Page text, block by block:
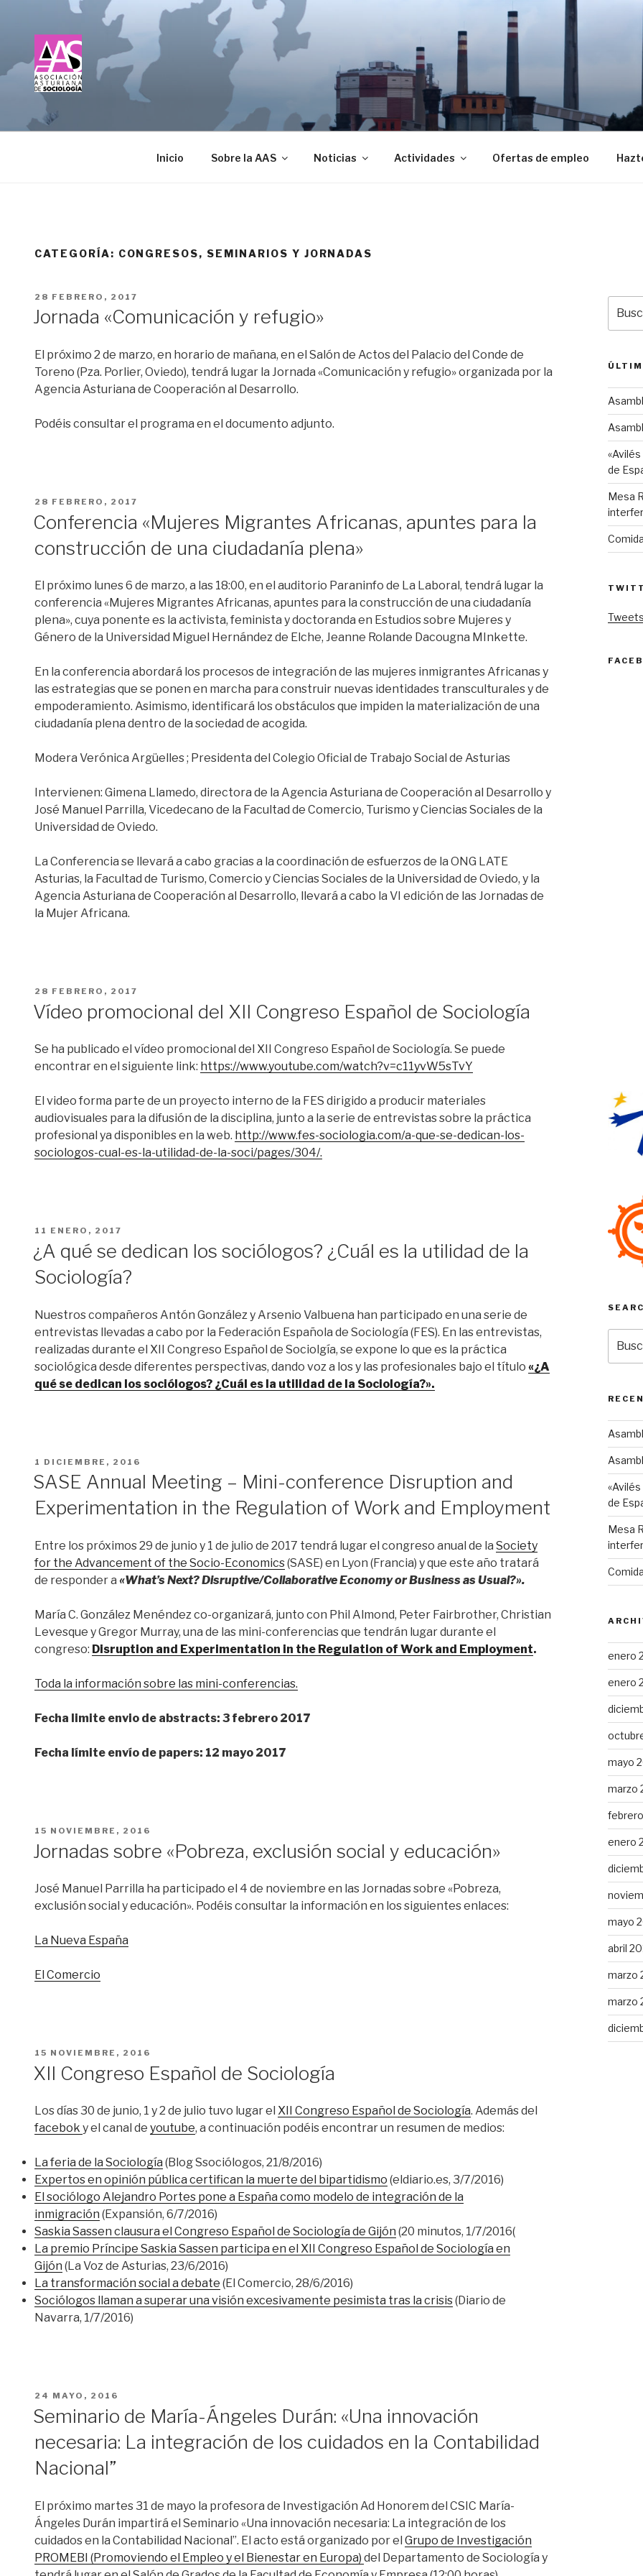
contenido
ASOCIACIÓN ASTURIANA DE
Inicio Sobre la AAS Noticias Actividades Ofertas de empleo
CATEGORÍA: CONGRESOS, SEMINARIOS Y JORNADAS
PUBLICADO
28 FEBRERO, 2017
Jornada «Comunicación y refugio»
El próximo 2 de marzo, en horario de mañana, en el Salón de Actos del Palacio del Conde de
Toreno (Pza. Porlier, Oviedo), tendrá lugar la Jornada «Comunicación y refugio» organizada por la
Agencia Asturiana de Cooperación al Desarrollo.
Podéis consultar el programa en el documento adjunto.
PUBLICADO
28 FEBRERO, 2017
Conferencia «Mujeres Migrantes Africanas, apuntes para la
construcción de una ciudadanía plena»
El próximo lunes 6 de marzo, a las 18:00, en el auditorio Paraninfo de La Laboral, tendrá lugar la
conferencia «Mujeres Migrantes Africanas, apuntes para la construcción de una ciudadanía
plena», cuya ponente es la activista, feminista y doctoranda en Estudios sobre Mujeres y
Género de la Universidad Miguel Hernández de Elche, Jeanne Rolande Dacougna MInkette.
En la conferencia abordará los procesos de integración de las mujeres inmigrantes Africanas y
las estrategias que se ponen en marcha para construir nuevas identidades transculturales y de
empoderamiento. Asimismo, identificará los obstáculos que impiden la materialización de una
ciudadanía plena dentro de la sociedad de acogida.
Modera Verónica Argüelles ; Presidenta del Colegio Oficial de Trabajo Social de Asturias
Intervienen: Gimena Llamedo, directora de la Agencia Asturiana de Cooperación al Desarrollo y
José Manuel Parrilla, Vicedecano de la Facultad de Comercio, Turismo y Ciencias Sociales de la
Universidad de Oviedo.
La Conferencia se llevará a cabo gracias a la coordinación de esfuerzos de la ONG LATE
Asturias, la Facultad de Turismo, Comercio y Ciencias Sociales de la Universidad de Oviedo, y la
Agencia Asturiana de Cooperación al Desarrollo, llevará a cabo la VI edición de las Jornadas de
la Mujer Africana.
PUBLICADO
28 FEBRERO, 2017
Vídeo promocional del XII Congreso Español de Sociología
Se ha publicado el vídeo promocional del XII Congreso Español de Sociología. Se puede
encontrar en el siguiente link: https://www.youtube.com/watch?v=c11yvW5sTvY
El video forma parte de un proyecto interno de la FES dirigido a producir materiales
audiovisuales para la difusión de la disciplina, junto a la serie de entrevistas sobre la práctica
profesional ya disponibles en la web. http://www.fes-sociologia.com/a-que-se-dedican-los-
sociologos-cual-es-la-utilidad-de-la-soci/pages/304/.
PUBLICADO
11 ENERO, 2017
¿A qué se dedican los sociólogos? ¿Cuál es la utilidad de la
Sociología?
Nuestros compañeros Antón González y Arsenio Valbuena han participado en una serie de
entrevistas llevadas a cabo por la Federación Española de Sociología (FES). En las entrevistas,
realizadas durante el XII Congreso Español de Sociolgía, se expone lo que es la práctica
sociológica desde diferentes perspectivas, dando voz a los y las profesionales bajo el título «¿A
qué se dedican los sociólogos? ¿Cuál es la utilidad de la Sociología?».
PUBLICADO
1 DICIEMBRE, 2016
SASE Annual Meeting – Mini-conference Disruption and
Experimentation in the Regulation of Work and Employment
Entre los próximos 29 de junio y 1 de julio de 2017 tendrá lugar el congreso anual de la Society
for the Advancement of the Socio-Economics(SASE) en Lyon (Francia) y que este año tratará
de responder a «What’s Next? Disruptive/Collaborative Economy or Business as Usual?».
María C. González Menéndez co-organizará, junto con Phil Almond, Peter Fairbrother, Christian
Levesque y Gregor Murray, una de las mini-conferencias que tendrán lugar durante el
congreso: Disruption and Experimentation in the Regulation of Work and Employment.
Toda la información sobre las mini-conferencias.
Fecha limite envio de abstracts: 3 febrero 2017
Fecha límite envío de papers: 12 mayo 2017
PUBLICADO
15 NOVIEMBRE, 2016
Jornadas sobre «Pobreza, exclusión social y educación»
José Manuel Parrilla ha participado el 4 de noviembre en las Jornadas sobre «Pobreza,
exclusión social y educación». Podéis consultar la información en los siguientes enlaces:
La Nueva España
El Comercio
PUBLICADO
15 NOVIEMBRE, 2016
XII Congreso Español de Sociología
Los días 30 de junio, 1 y 2 de julio tuvo lugar el XII Congreso Español de Sociología. Además del
facebok y el canal de youtube, a continuación podéis encontrar un resumen de medios:
La feria de la Sociología (Blog Ssociólogos, 21/8/2016)
Expertos en opinión pública certifican la muerte del bipartidismo (eldiario.es, 3/7/2016)
El sociólogo Alejandro Portes pone a España como modelo de integración de la
inmigración (Expansión, 6/7/2016)
Saskia Sassen clausura el Congreso Español de Sociología de Gijón (20 minutos, 1/7/2016(
La premio Príncipe Saskia Sassen participa en el XII Congreso Español de Sociología en
Gijón (La Voz de Asturias, 23/6/2016)
La transformación social a debate (El Comercio, 28/6/2016)
Sociólogos llaman a superar una visión excesivamente pesimista tras la crisis(Diario de
Navarra, 1/7/2016)
PUBLICADO
24 MAYO, 2016
Seminario de María-Ángeles Durán: «Una innovación
necesaria: La integración de los cuidados en la Contabilidad
Nacional”
El próximo martes 31 de mayo la profesora de Investigación Ad Honorem del CSIC María-
Ángeles Durán impartirá el Seminario «Una innovación necesaria: La integración de los
cuidados en la Contabilidad Nacional”. El acto está organizado por el Grupo de Investigación
PROMEBI (Promoviendo el Empleo y el Bienestar en Europa) del Departamento de Sociología y
por:
de
Mesa
por:
de
Mesa
enero
enero
mayo
marzo
enero
mayo
abril
marzo
marzo